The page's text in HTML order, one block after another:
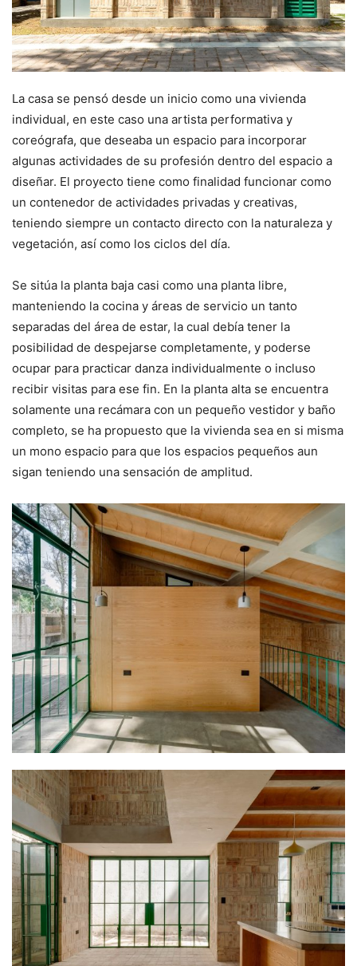
La casa se pensó desde un inicio como una vivienda
individual, en este caso una artista performativa y
coreógrafa, que deseaba un espacio para incorporar
algunas actividades de su profesión dentro del espacio a
diseñar. El proyecto tiene como finalidad funcionar como
un contenedor de actividades privadas y creativas,
teniendo siempre un contacto directo con la naturaleza y
vegetación, así como los ciclos del día.
Se sitúa la planta baja casi como una planta libre,
manteniendo la cocina y áreas de servicio un tanto
separadas del área de estar, la cual debía tener la
posibilidad de despejarse completamente, y poderse
ocupar para practicar danza individualmente o incluso
recibir visitas para ese fin. En la planta alta se encuentra
solamente una recámara con un pequeño vestidor y baño
completo, se ha propuesto que la vivienda sea en si misma
un mono espacio para que los espacios pequeños aun
sigan teniendo una sensación de amplitud.